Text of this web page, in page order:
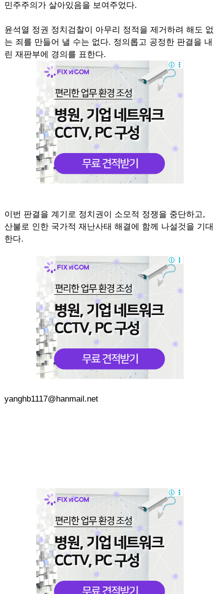
민주주의가 살아있음을 보여주었다.
윤석열 정권 정치검찰이 아무리 정적을 제거하려 해도 없
는 죄를 만들어 낼 수는 없다. 정의롭고 공정한 판결을 내
린 재판부에 경의를 표한다.
이번 판결을 계기로 정치권이 소모적 정쟁을 중단하고,
산불로 인한 국가적 재난사태 해결에 함께 나설것을 기대
한다.
yanghb1117@hanmail.net